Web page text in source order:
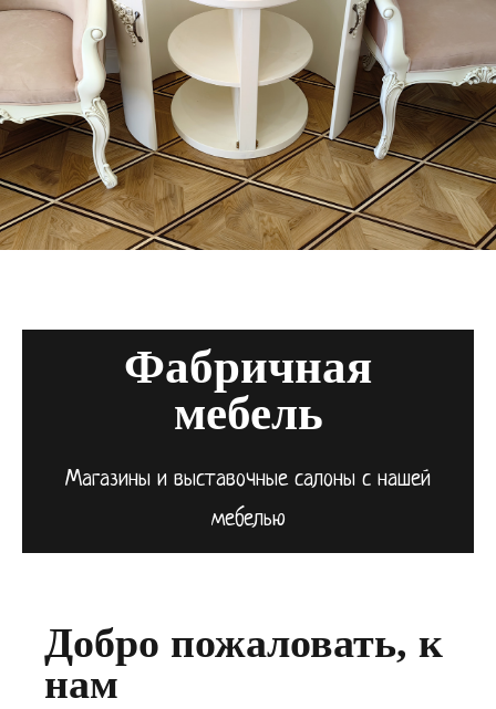
Фабричная
мебель
Магазины и выставочные салоны с нашей
мебелью
Добро пожаловать, к
нам